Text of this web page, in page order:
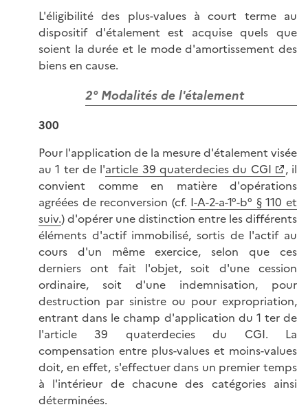
L'éligibilité des plus-values à court terme au
dispositif d'étalement est acquise quels que
soient la durée et le mode d'amortissement des
biens en cause.
2° Modalités de l'étalement
300
Pour l'application de la mesure d'étalement visée
au 1 ter de l'article 39 quaterdecies du CGI
, il
convient comme en matière d'opérations
agréées de reconversion (cf. I-A-2-a-1°-b° § 110 et
suiv.) d'opérer une distinction entre les différents
éléments d'actif immobilisé, sortis de l'actif au
cours d'un même exercice, selon que ces
derniers ont fait l'objet, soit d'une cession
ordinaire, soit d'une indemnisation, pour
destruction par sinistre ou pour expropriation,
entrant dans le champ d'application du 1 ter de
l'article 39 quaterdecies du CGI. La
compensation entre plus-values et moins-values
doit, en effet, s'effectuer dans un premier temps
à l'intérieur de chacune des catégories ainsi
déterminées.